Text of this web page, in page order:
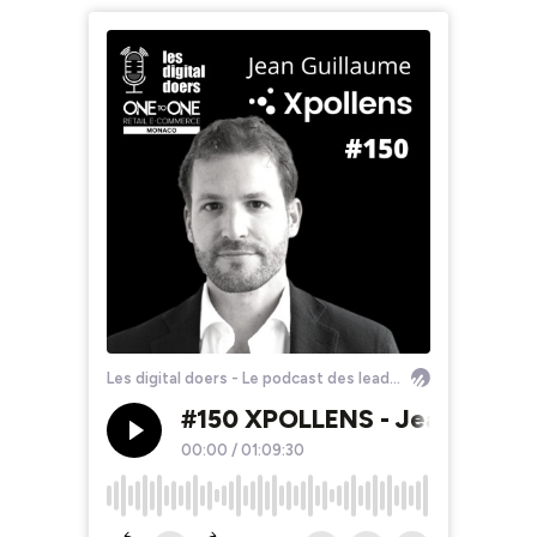
Les digital doers - Le podcast des leaders du retail et du e-commerce
#150 XPOLLENS - Jean
00:00 / 01:09:30